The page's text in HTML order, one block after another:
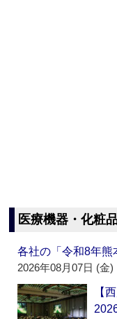
医療機器・化粧
各社の「令和8年熊
2026年08月07日 (金)
【